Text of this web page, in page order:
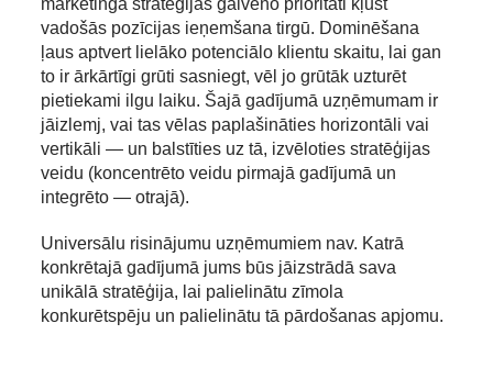
mārketinga stratēģijas galveno prioritāti kļūst
vadošās pozīcijas ieņemšana tirgū. Dominēšana
ļaus aptvert lielāko potenciālo klientu skaitu, lai gan
to ir ārkārtīgi grūti sasniegt, vēl jo grūtāk uzturēt
pietiekami ilgu laiku. Šajā gadījumā uzņēmumam ir
jāizlemj, vai tas vēlas paplašināties horizontāli vai
vertikāli — un balstīties uz tā, izvēloties stratēģijas
veidu (koncentrēto veidu pirmajā gadījumā un
integrēto — otrajā).
Universālu risinājumu uzņēmumiem nav. Katrā
konkrētajā gadījumā jums būs jāizstrādā sava
unikālā stratēģija, lai palielinātu zīmola
konkurētspēju un palielinātu tā pārdošanas apjomu.